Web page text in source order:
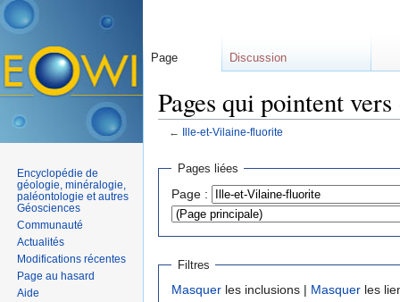
Pages qui pointent
← Ille-et-Vilaine-fluorite
Pages liées
Page :
Filtres
Masquer les inclusions | Masquer les
Page Discussion
Encyclopédie de
géologie, minéralogie,
paléontologie et autres
Géosciences
Communauté
Actualités
Modifications récentes
Page au hasard
Aide